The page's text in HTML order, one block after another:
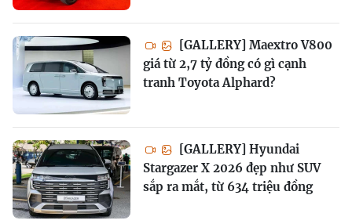
[GALLERY] Maextro V800
giá từ 2,7 tỷ đồng có gì cạnh
tranh Toyota Alphard?
[GALLERY] Hyundai
Stargazer X 2026 đẹp như SUV
sắp ra mắt, từ 634 triệu đồng